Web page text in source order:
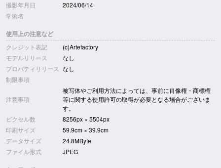
撮影年月日
2024/06/14
学術名
使用上の注意など
クレジット表記
(c)Artefactory
モデルリリース
なし
プロパティリリース なし
制限事項
注意事項
被写体やご利用方法によっては、事前に肖像権・商標権
等に関する使用許可の取得が必要となる場合がございま
す。
ピクセル数
8256px × 5504px
印刷サイズ
59.9cm × 39.9cm
データサイズ
24.8MByte
ファイル形式
JPEG